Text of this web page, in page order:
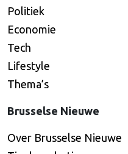
Politiek
Economie
Tech
Lifestyle
Thema’s
Brusselse Nieuwe
Over Brusselse Nieuwe